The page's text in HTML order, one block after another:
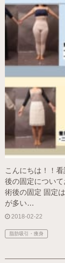
こんにちは！！
後の固定につい
術後の固定 固定
が多い…
2018-02-22
脂肪吸引・痩身